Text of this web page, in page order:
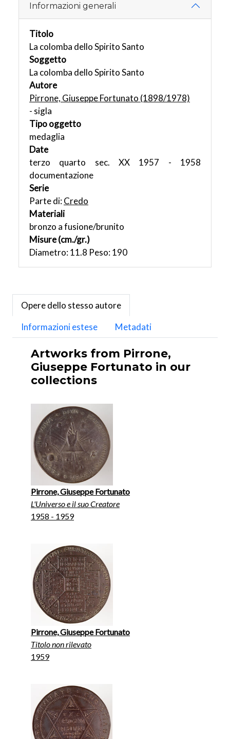
Informazioni generali
Titolo
La colomba dello Spirito Santo
Soggetto
La colomba dello Spirito Santo
Autore
Pirrone, Giuseppe Fortunato (1898/1978)
- sigla
Tipo oggetto
medaglia
Date
terzo quarto sec. XX 1957 - 1958
documentazione
Serie
Parte di:Credo
Materiali
bronzo a fusione/brunito
Misure (cm./gr.)
Diametro: 11.8 Peso: 190
Opere dello stesso autore
Informazioni estese
Metadati
Artworks from Pirrone,
Giuseppe Fortunato in our
collections
Pirrone, Giuseppe Fortunato
L'Universo e il suo Creatore
1958 - 1959
Pirrone, Giuseppe Fortunato
Titolo non rilevato
1959